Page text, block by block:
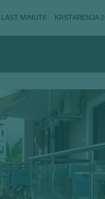
LAST MINUTE KRSTARENJA